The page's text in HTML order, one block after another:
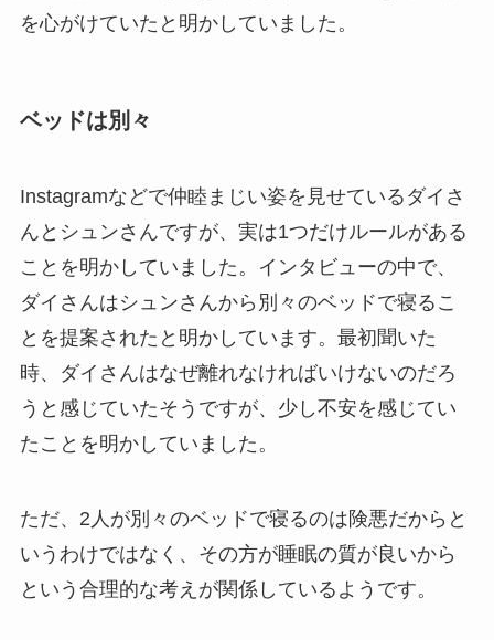
を心がけていたと明かしていました。
ベッドは別々
Instagramなどで仲睦まじい姿を見せているダイさ
んとシュンさんですが、実は1つだけルールがある
ことを明かしていました。インタビューの中で、
ダイさんはシュンさんから別々のベッドで寝るこ
とを提案されたと明かしています。最初聞いた
時、ダイさんはなぜ離れなければいけないのだろ
うと感じていたそうですが、少し不安を感じてい
たことを明かしていました。
ただ、2人が別々のベッドで寝るのは険悪だからと
いうわけではなく、その方が睡眠の質が良いから
という合理的な考えが関係しているようです。